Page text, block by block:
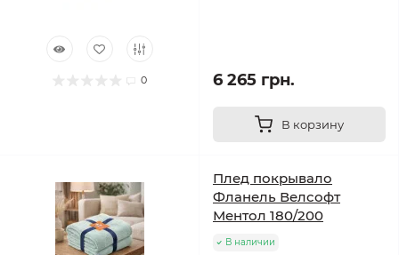
0 6 265 грн.
В корзину
Плед покрывало
Фланель Велсофт
Ментол 180/200
В наличии